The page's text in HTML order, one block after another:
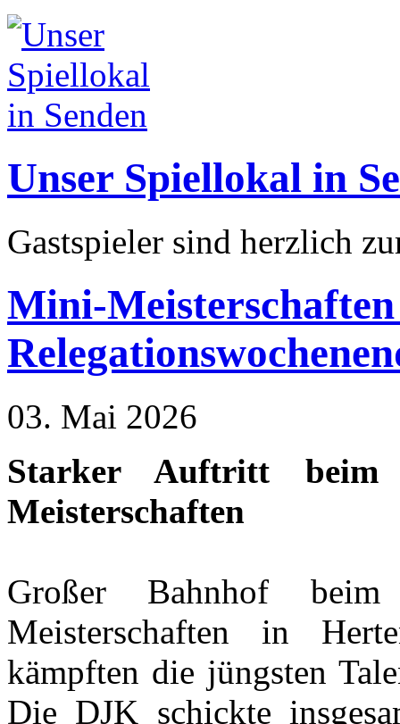
Unser Spiellokal in
Gastspieler sind herzlich
Mini-
03. Mai 2026
Starker Auftritt beim
Meisterschaften
Großer Bahnhof
Meisterschaften in
kämpften die jüngsten
Die DJK schickte